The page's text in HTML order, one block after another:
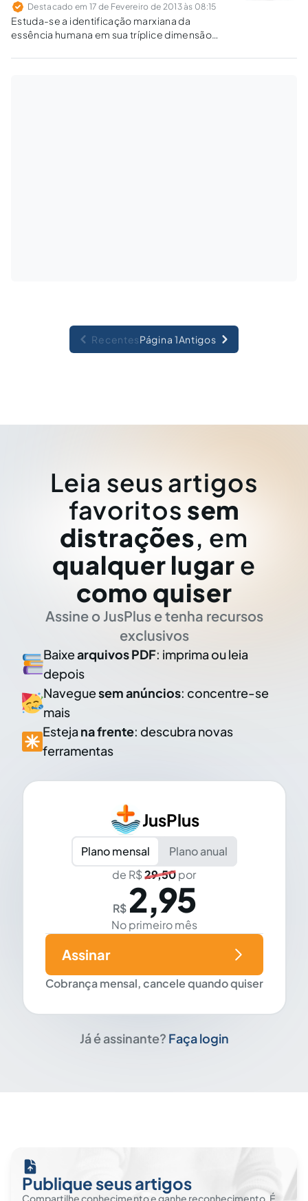
Destacado em 17 de Fevereiro de 2013 às 08:15
Estuda-se a identificação marxiana da
essência humana em sua tríplice dimensão
(indivíduo) é um ser social.
RecentesPágina 1Antigos
Leia seus artigos
favoritos sem
distrações, em
qualquer lugar e
como quiser
Assine o JusPlus e tenha recursos
exclusivos
Baixearquivos PDF: imprima ou leia
depois
Naveguesem anúncios: concentre-se
mais
Esteja na frente: descubra novas
ferramentas
JusPlus
Plano mensal
Plano anual
de R$29,50por
R$ 2,95
No primeiro mês
Cobrança mensal, cancele quando quiser
Assinar
Já é assinante? Faça login
Publique seus artigos
Compartilhe conhecimento e ganhe reconhecimento. É